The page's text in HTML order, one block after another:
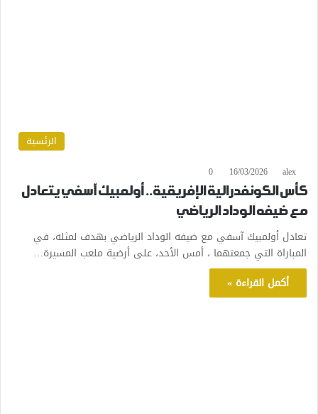
الرئسية
alex
16/03/2026
0
كأس الكونفدرالية الإفريقية.. أولمبيك آسفي يتعادل
مع ضيفه الوداد الرياضي
تعادل أولمبيك آسفي مع ضيفه الوداد الرياضي بهدف لمثله، في
المباراة التي جمعتهما ، أمس الأحد، على أرضية ملعب المسيرة…
أكمل القراءة »